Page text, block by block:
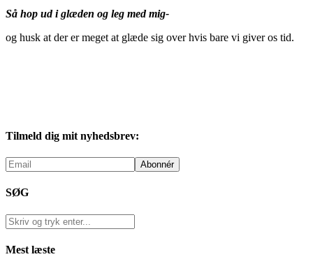
Så hop ud i glæden og leg med mig-
og husk at der er meget at glæde sig over hvis bare vi giver os tid.
Tilmeld dig mit nyhedsbrev:
SØG
Mest læste